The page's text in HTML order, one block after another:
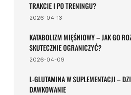
TRAKCIE I PO TRENINGU?
2026-04-13
KATABOLIZM MIĘŚNIOWY – JAK GO
SKUTECZNIE OGRANICZYĆ?
2026-04-09
L-GLUTAMINA W SUPLEMENTACJI –
DAWKOWANIE